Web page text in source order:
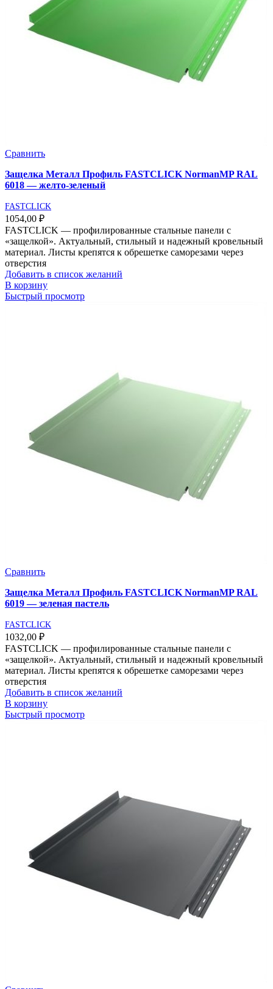
Сравнить
Защелка Металл Профиль FASTCLICK NormanMP RAL
6018 — желто-зеленый
FASTCLICK
1054,00 ₽
FASTCLICK — профилированные стальные панели с
«защелкой». Актуальный, стильный и надежный кровельный
материал. Листы крепятся к обрешетке саморезами через
отверстия
Добавить в список желаний
В корзину
Быстрый просмотр
Сравнить
Защелка Металл Профиль FASTCLICK NormanMP RAL
6019 — зеленая пастель
FASTCLICK
1032,00 ₽
FASTCLICK — профилированные стальные панели с
«защелкой». Актуальный, стильный и надежный кровельный
материал. Листы крепятся к обрешетке саморезами через
отверстия
Добавить в список желаний
В корзину
Быстрый просмотр